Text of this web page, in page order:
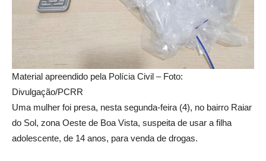
Material apreendido pela Polícia Civil – Foto:
Divulgação/PCRR
Uma mulher foi presa, nesta segunda-feira (4), no bairro Raiar
do Sol, zona Oeste de Boa Vista, suspeita de usar a filha
adolescente, de 14 anos, para venda de drogas.